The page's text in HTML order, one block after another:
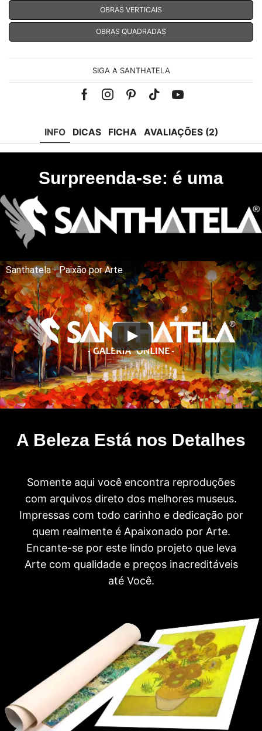
OBRAS VERTICAIS
OBRAS QUADRADAS
SIGA A SANTHATELA
FacebookInstagramPinterest
Tik-Youtube
INFO DICAS FICHA AVALIAÇÕES (2)
Surpreenda-se: é uma
Santhatela - Paixão por Arte
A Beleza Está nos Detalhes
Somente aqui você encontra reproduções
com arquivos direto dos melhores museus.
Impressas com todo carinho e dedicação por
quem realmente é Apaixonado por Arte.
Encante-se por este lindo projeto que leva
Arte com qualidade e preços inacreditáveis
até Você.